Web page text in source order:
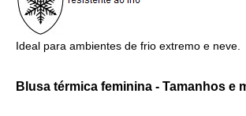
Ideal para ambientes de frio extremo e neve.
Blusa térmica feminina - Tamanhos e